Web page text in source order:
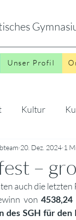
Unser Profil
Kultur
Kino
–
20. Dez. 2024 1
auch die
von 4538,24
des SGH für